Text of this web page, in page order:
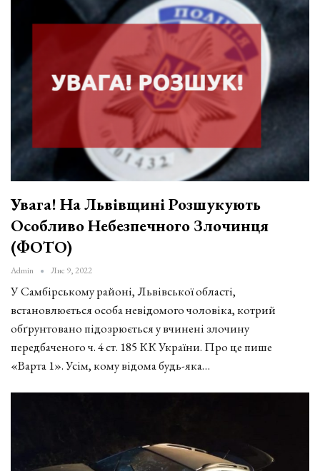
Увага! На Львівщині Розшукують
Особливо Небезпечного Злочинця
(ФОТО)
Admin Лис 9, 2022
У Самбірському районі, Львівської області,
встановлюється особа невідомого чоловіка, котрий
обґрунтовано підозрюється у вчинені злочину
передбаченого ч. 4 ст. 185 КК України. Про це пише
«Варта 1». Усім, кому відома будь-яка…